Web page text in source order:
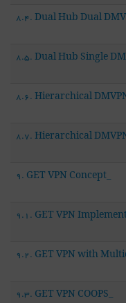
8.4. Dual Hub Dual
8.5. Dual Hub Single
8.6. Hierarchical
8.7. Hierarchical
9. GET VPN Concept_
9.1. GET VPN
9.2. GET VPN with
9.3. GET VPN COOPS_